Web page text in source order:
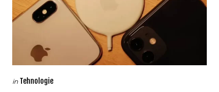
Categories
Posted
in Tehnologie